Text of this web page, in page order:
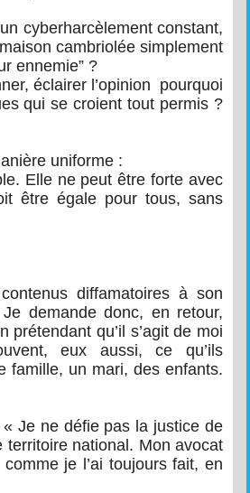
cyberharcèlement constant,
cambriolée simplement
ennemie” ?
éclairer l’opinion pourquoi
qui se croient tout permis ?
uniforme :
Elle ne peut être forte avec
être égale pour tous, sans
diffamatoires à son
demande donc, en retour,
qu’il s’agit de moi
eux aussi, ce qu’ils
famille, un mari, des enfants.
Je ne défie pas la justice de
national. Mon avocat
je l’ai toujours fait, en